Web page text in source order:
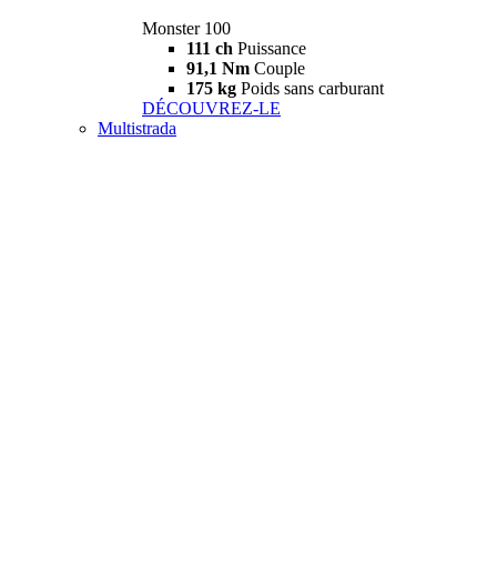
Monster 100
111 ch Puissance
91,1 Nm Couple
175 kg Poids sans carburant
DÉCOUVREZ-LE
Multistrada